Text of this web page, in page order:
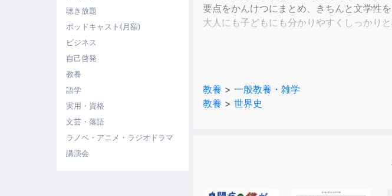
聴き放題
ポッドキャスト(月額)
ビジネス
自己啓発
教養
語学
実用・資格
文芸・落語
ラノベ・アニメ・ラジオドラマ
講演会
要点をかんけつにまとめ、きちんと文学性
大人にも子どもにも分かりやすくしっかり
さらにはじめから順に聞いていくことによ
ただ歴史を学ぶだけではなく、偉人たちの
子どもたちの心の成長につながるかもしれま
教養 > 一般教養・雑学
教養 > 世界史